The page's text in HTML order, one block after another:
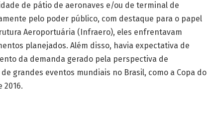
de pátio de aeronaves e/ou de terminal de
pelo poder público, com destaque para o papel
Aeroportuária (Infraero), eles enfrentavam
planejados. Além disso, havia expectativa de
da demanda gerado pela perspectiva de
grandes eventos mundiais no Brasil, como a Copa do
2016.